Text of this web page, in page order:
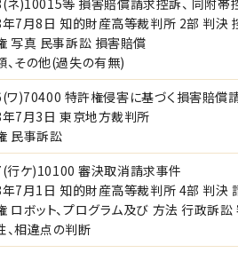
7月8日 知的財産高等裁判所 2部 判決
写真 民事訴訟 損害賠償
、その他(過失の有無)
ワ)70400 特許権侵害に基づく損害賠償
7月3日 東京地方裁判所
民事訴訟
行ケ)10100 審決取消請求事件
7月1日 知的財産高等裁判所 4部 判決
ロボット、プログラム及び 方法 行政訴
、相違点の判断